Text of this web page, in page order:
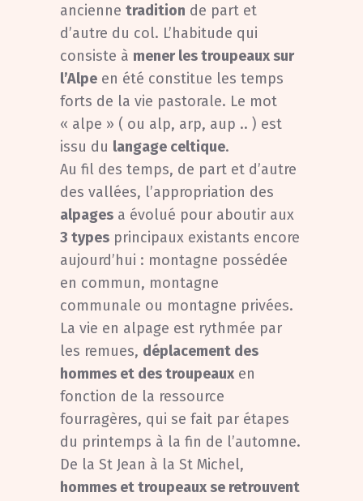
ancienne tradition de part et
d’autre du col. L’habitude qui
consiste à mener les troupeaux sur
l’Alpe en été constitue les temps
forts de la vie pastorale. Le mot
« alpe » ( ou alp, arp, aup .. ) est
issu du langage celtique.
Au fil des temps, de part et d’autre
des vallées, l’appropriation des
alpages a évolué pour aboutir aux
3 types principaux existants encore
aujourd’hui : montagne possédée
en commun, montagne
communale ou montagne privées.
La vie en alpage est rythmée par
les remues, déplacement des
hommes et des troupeaux en
fonction de la ressource
fourragères, qui se fait par étapes
du printemps à la fin de l’automne.
De la St Jean à la St Michel,
hommes et troupeaux se retrouvent